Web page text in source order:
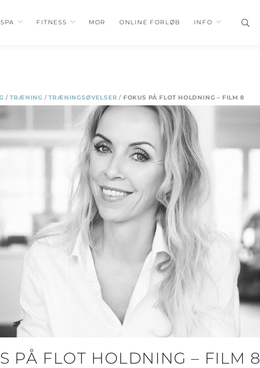
SPA FITNESS MOR ONLINE FORLØB INFO
/TRÆNING /TRÆNINGSØVELSER / FOKUS PÅ FLOT HOLDNING – FILM 8
PÅ FLOT HOLDNING – FILM 8